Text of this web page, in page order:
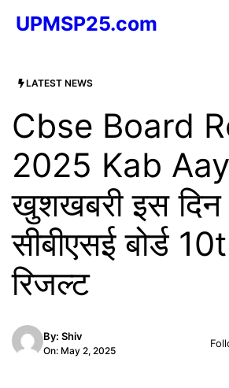
UPMSP25.com
LATEST NEWS
Cbse Board
2025 Kab
खुशखबरी इस
सीबीएसई बोर्ड
रिजल्ट
By: Shiv
On: May 2, 2025